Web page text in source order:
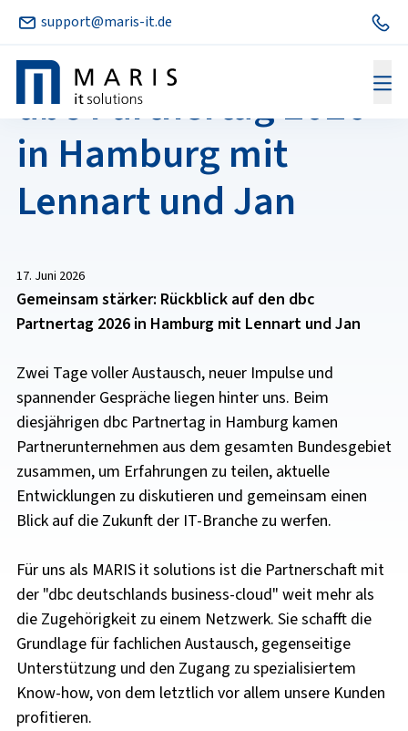
support@maris-it.de
Rückblick auf den
dbc Partnertag 2026
in Hamburg mit
Lennart und Jan
17. Juni 2026
Gemeinsam stärker: Rückblick auf den dbc
Partnertag 2026 in Hamburg mit Lennart und Jan
Zwei Tage voller Austausch, neuer Impulse und
spannender Gespräche liegen hinter uns. Beim
diesjährigen dbc Partnertag in Hamburg kamen
Partnerunternehmen aus dem gesamten Bundesgebiet
zusammen, um Erfahrungen zu teilen, aktuelle
Entwicklungen zu diskutieren und gemeinsam einen
Blick auf die Zukunft der IT-Branche zu werfen.
Für uns als MARIS it solutions ist die Partnerschaft mit
der "dbc deutschlands business-cloud" weit mehr als
die Zugehörigkeit zu einem Netzwerk. Sie schafft die
Grundlage für fachlichen Austausch, gegenseitige
Unterstützung und den Zugang zu spezialisiertem
Know-how, von dem letztlich vor allem unsere Kunden
profitieren.